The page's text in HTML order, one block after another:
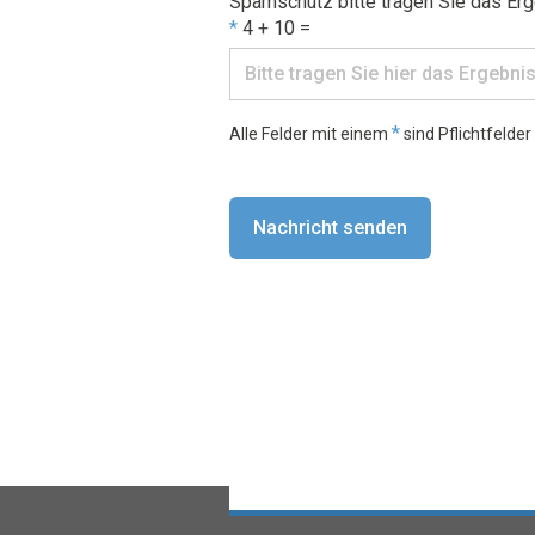
* 4 + 10 =
Alle Felder mit einem *sind Pflichtfelder